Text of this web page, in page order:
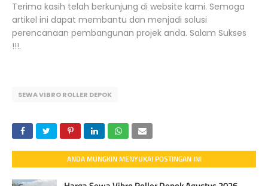
Terima kasih telah berkunjung di website kami. Semoga
artikel ini dapat membantu dan menjadi solusi
perencanaan pembangunan projek anda. Salam Sukses
!!!.
SEWA VIBRO ROLLER DEPOK
ANDA MUNGKIN MENYUKAI POSTINGAN INI